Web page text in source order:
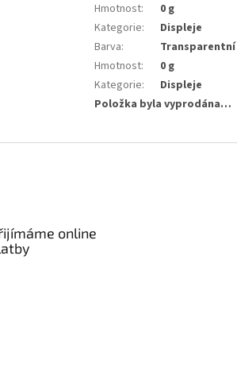
Hmotnost:
0 g
Kategorie:
Displeje
Barva:
Transparentní
Hmotnost:
0 g
Kategorie:
Displeje
Položka byla vyprodána…
online